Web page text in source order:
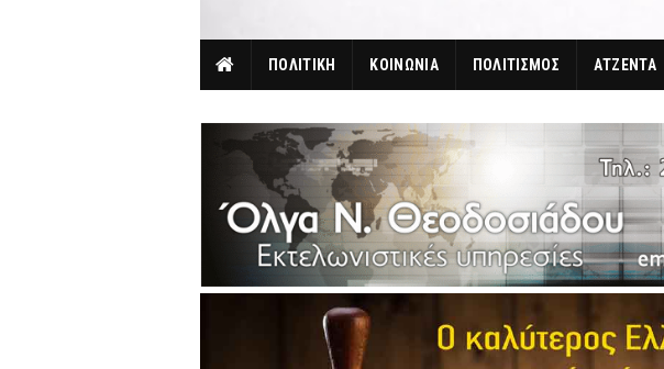
ΠΟΛΙΤΙΚΗ ΚΟΙΝΩΝΙΑ ΠΟΛΙΤΙΣΜΟΣ ΑΤΖΕΝΤΑ